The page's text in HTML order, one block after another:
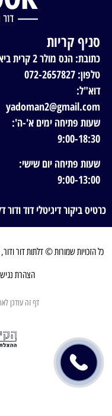
סניף קריות
כתובת: הנס מולר 2 קרית ביאליק
טלפון: 072-2657827
דוא"ל:
yadoman2@gmail.com
שעות פתיחה ימים א'-ה':
9:00-18:30
שעות פתיחה יום שישי:
9:00-13:00
כרטיס ביקור דיגיטלי דוד ודור
כל הזכויות שמורות © דלתות דור
הצהרת
דף זה עודכן לאחרונה